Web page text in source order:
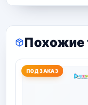
Похожие
ПОД ЗАКАЗ